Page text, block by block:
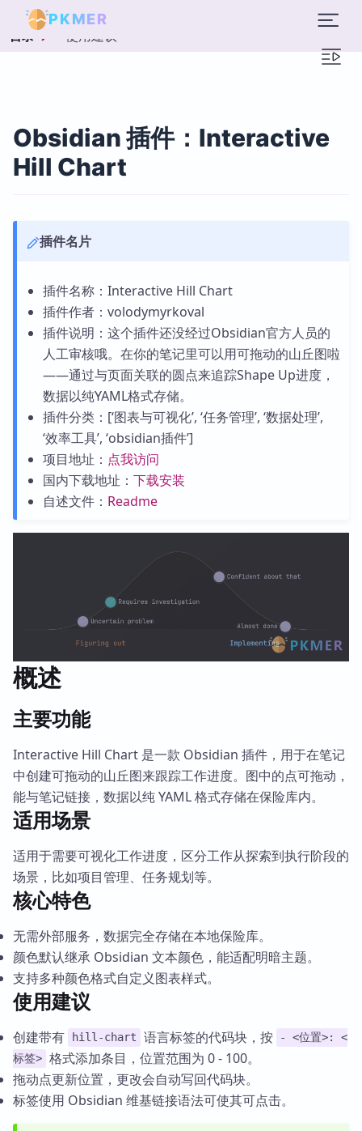
PKMER
目录 使用建议
Obsidian 插件：Interactive
Hill Chart
插件名片
插件名称：Interactive Hill Chart
插件作者：volodymyrkoval
插件说明：这个插件还没经过Obsidian官方人员的
人工审核哦。在你的笔记里可以用可拖动的山丘图啦
——通过与页面关联的圆点来追踪Shape Up进度，
数据以纯YAML格式存储。
插件分类：[‘图表与可视化’, ‘任务管理’, ‘数据处理’,
‘效率工具’, ‘obsidian插件’]
项目地址： 点我访问
国内下载地址： 下载安装
自述文件： Readme
概述
主要功能
Interactive Hill Chart 是一款 Obsidian 插件，用于在笔记
中创建可拖动的山丘图来跟踪工作进度。图中的点可拖动，
能与笔记链接，数据以纯 YAML 格式存储在保险库内。
适用场景
适用于需要可视化工作进度，区分工作从探索到执行阶段的
场景，比如项目管理、任务规划等。
核心特色
无需外部服务，数据完全存储在本地保险库。
颜色默认继承 Obsidian 文本颜色，能适配明暗主题。
支持多种颜色格式自定义图表样式。
使用建议
创建带有 hill-chart 语言标签的代码块，按
- <位置>: <
标签> 格式添加条目，位置范围为 0 - 100。
拖动点更新位置，更改会自动写回代码块。
标签使用 Obsidian 维基链接语法可使其可点击。